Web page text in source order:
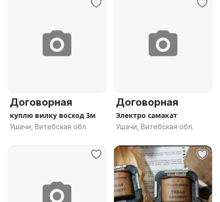
Договорная
куплю вилку восход 3м
Ушачи, Витебская обл.
Договорная
Электро самакат
Ушачи, Витебская обл.